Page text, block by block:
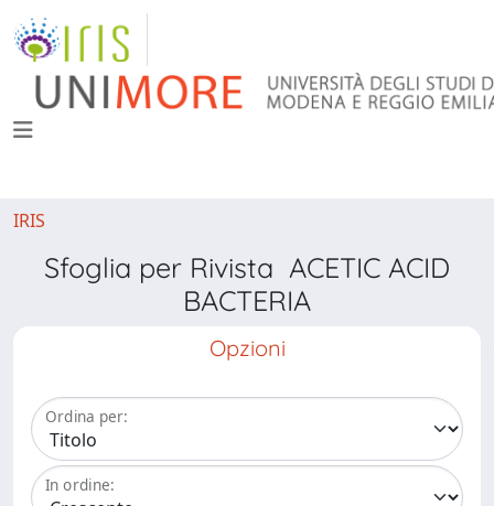
IRIS
Sfoglia per Rivista ACETIC ACID
BACTERIA
Opzioni
Ordina per:
In ordine: